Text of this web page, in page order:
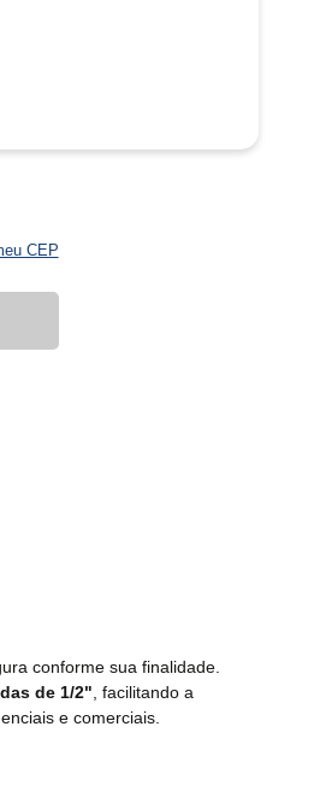
CEP
conforme sua finalidade.
de 1/2" , facilitando a
e comerciais.